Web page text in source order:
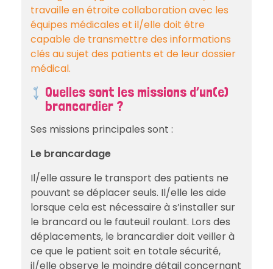
travaille en étroite collaboration avec les
équipes médicales et il/elle doit être
capable de transmettre des informations
clés au sujet des patients et de leur dossier
médical.
Quelles sont les missions d’un(e)
brancardier ?
Ses missions principales sont :
Le brancardage
Il/elle assure le transport des patients ne
pouvant se déplacer seuls. Il/elle les aide
lorsque cela est nécessaire à s’installer sur
le brancard ou le fauteuil roulant. Lors des
déplacements, le brancardier doit veiller à
ce que le patient soit en totale sécurité,
il/elle observe le moindre détail concernant